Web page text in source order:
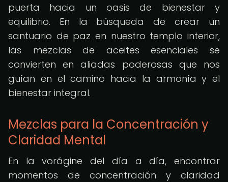
puerta hacia un oasis de bienestar y
equilibrio. En la búsqueda de crear un
santuario de paz en nuestro templo interior,
las mezclas de aceites esenciales se
convierten en aliadas poderosas que nos
guían en el camino hacia la armonía y el
bienestar integral.
Mezclas para la Concentración y
Claridad Mental
En la vorágine del día a día, encontrar
momentos de concentración y claridad